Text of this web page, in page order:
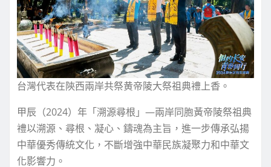
台灣代表在陝西兩岸共祭黄帝陵大祭祖典禮上香。
甲辰（2024）年「溯源尋根」—兩岸同胞黃帝陵祭祖典
禮以溯源、尋根、凝心、鑄魂為主旨，進一步傳承弘揚
中華優秀傳統文化，不斷增強中華民族凝聚力和中華文
化影響力。